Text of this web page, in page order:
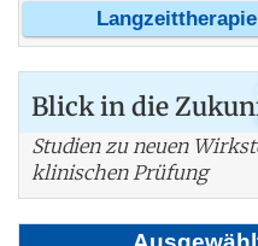
Blick in die
Studien zu neuen
klinischen Prüfung